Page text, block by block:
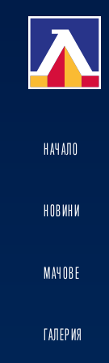
НАЧАЛО
НОВИНИ
МАЧОВЕ
ГАЛЕРИЯ